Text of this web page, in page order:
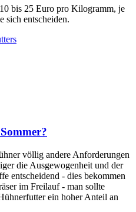
bis 25 Euro pro Kilogramm, je
sich entscheiden.
völlig andere Anforderungen
die Ausgewogenheit und der
entscheidend - dies bekommen
im Freilauf - man sollte
ein hoher Anteil an